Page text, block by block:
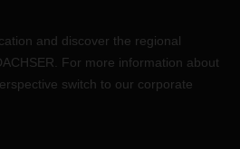
and discover the regional
For more information about
switch to our corporate